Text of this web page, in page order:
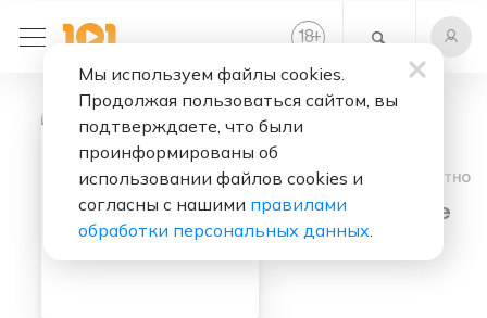
18+
Слушать бесплатно
Count Basie
Мы используем файлы cookies.
Продолжая пользоваться сайтом, вы
подтверждаете, что были
проинформированы об
использовании файлов cookies и
согласны с нашими правилами
обработки персональных данных.